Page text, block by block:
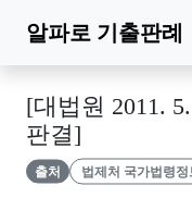
알파로 기출판례
[대법원 2011.
판결]
출처 법제처 국가법령정